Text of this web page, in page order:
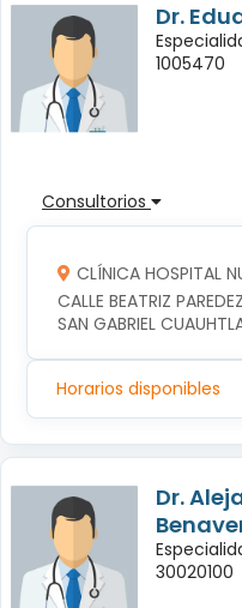
Dr.
1005470
Consultorios
CLÍNICA HOSPITAL
CALLE BEATRIZ
SAN GABRIEL
Horarios disponibles
Dr.
30020100